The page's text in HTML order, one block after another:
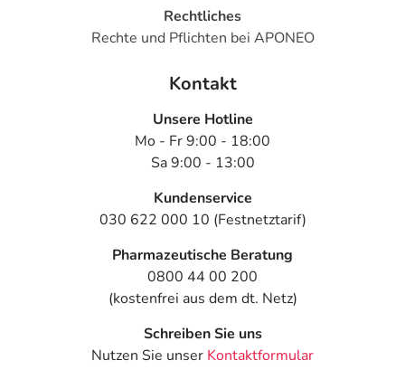
- Bewegungsstarre des ganzen Körpers
- Krampfanfälle
- Verschwommenes Sehen
- Ausfälle im Gesichtsfeld des Auges
- Augenschmerzen
für Kontaktlinsenträger)
- Augenschwellungen
- Erhöhte Geräuschempfindlichkeit
- Trockene Nase
- Rachenentzündung
Rechtliches
Rechte und Pflichten bei APONEO
Kontakt
Unsere Hotline
Mo - Fr 9:00 - 18:00
Sa 9:00 - 13:00
Kundenservice
030 622 000 10 (Festnetztarif)
Pharmazeutische Beratung
0800 44 00 200
(kostenfrei aus dem dt. Netz)
Schreiben Sie uns
Nutzen Sie unser Kontaktformular